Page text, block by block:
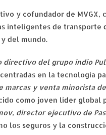
y cofundador de
inteligentes de transporte
del mundo.
directivo del grupo indio
en la tecnología
marcas y venta minorista
como joven líder global
director ejecutivo de
los seguros y la